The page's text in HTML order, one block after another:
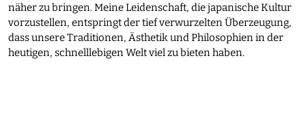
näher zu bringen. Meine Leidenschaft, die japanische Kultur
vorzustellen, entspringt der tief verwurzelten Überzeugung,
dass unsere Traditionen, Ästhetik und Philosophien in der
heutigen, schnelllebigen Welt viel zu bieten haben.